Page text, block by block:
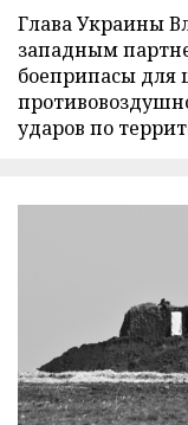
Глава Украины
западным
боеприпасы для
ударов по